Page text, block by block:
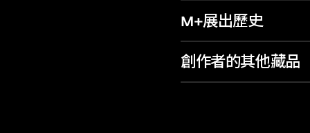
M+展出歷史
創作者的其他藏品